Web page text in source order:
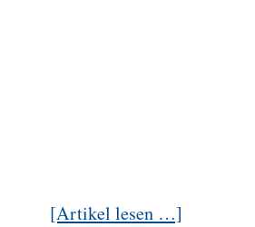
[Artikel lesen …]